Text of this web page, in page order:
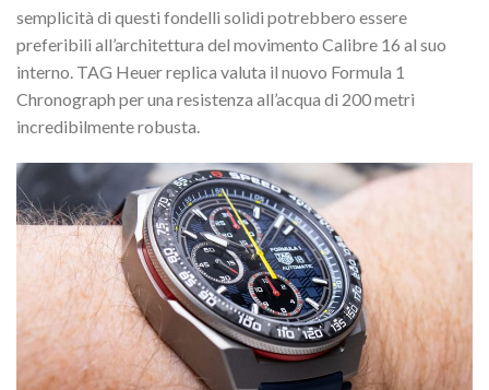
semplicità di questi fondelli solidi potrebbero essere
preferibili all’architettura del movimento Calibre 16 al suo
interno. TAG Heuer replica valuta il nuovo Formula 1
Chronograph per una resistenza all’acqua di 200 metri
incredibilmente robusta.